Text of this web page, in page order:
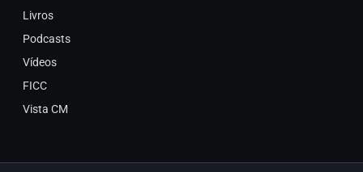
Livros
Podcasts
Vídeos
FICC
Vista CM